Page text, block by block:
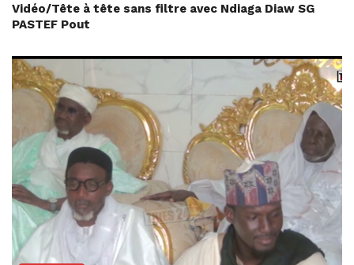
Vidéo/Tête à tête sans filtre avec Ndiaga Diaw SG
PASTEF Pout